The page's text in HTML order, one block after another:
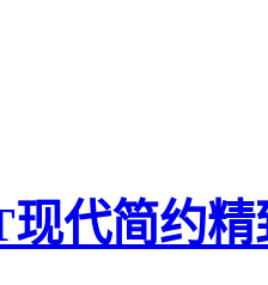
现代简约精